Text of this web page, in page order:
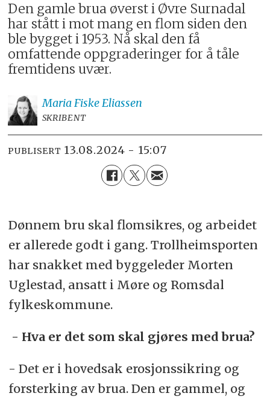
Den gamle brua øverst i Øvre Surnadal
har stått i mot mang en flom siden den
ble bygget i 1953. Nå skal den få
omfattende oppgraderinger for å tåle
fremtidens uvær.
MariaFiske Eliassen
SKRIBENT
PUBLISERT 13.08.2024 - 15:07
Dønnem bru skal flomsikres, og arbeidet
er allerede godt i gang. Trollheimsporten
har snakket med byggeleder Morten
Uglestad, ansatt i Møre og Romsdal
fylkeskommune.
- Hva er det som skal gjøres med brua?
- Det er i hovedsak erosjonssikring og
forsterking av brua. Den er gammel, og